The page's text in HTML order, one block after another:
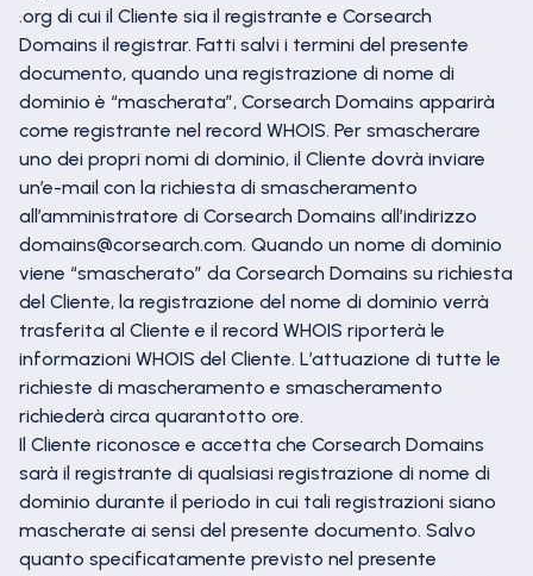
.org di cui il Cliente sia il registrante e Corsearch
Domains il registrar. Fatti salvi i termini del presente
documento, quando una registrazione di nome di
dominio è “mascherata”, Corsearch Domains apparirà
come registrante nel record WHOIS. Per smascherare
uno dei propri nomi di dominio, il Cliente dovrà inviare
un’e-mail con la richiesta di smascheramento
all’amministratore di Corsearch Domains all’indirizzo
domains@corsearch.com. Quando un nome di dominio
viene “smascherato” da Corsearch Domains su richiesta
del Cliente, la registrazione del nome di dominio verrà
trasferita al Cliente e il record WHOIS riporterà le
informazioni WHOIS del Cliente. L’attuazione di tutte le
richieste di mascheramento e smascheramento
richiederà circa quarantotto ore.
Il Cliente riconosce e accetta che Corsearch Domains
sarà il registrante di qualsiasi registrazione di nome di
dominio durante il periodo in cui tali registrazioni siano
mascherate ai sensi del presente documento. Salvo
quanto specificatamente previsto nel presente